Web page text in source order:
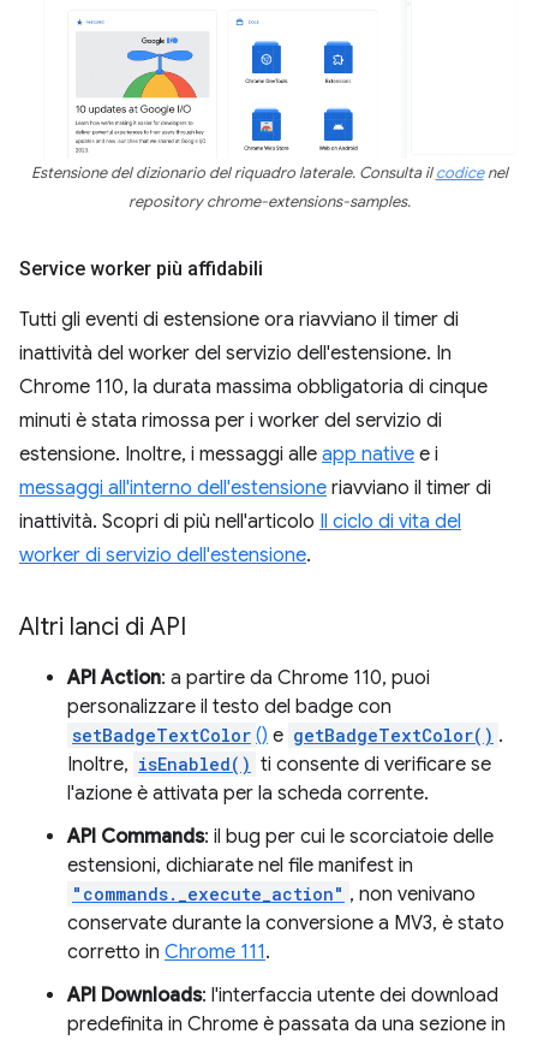
Estensione del dizionario del riquadro laterale. Consulta ilcodicenel
repository chrome-extensions-samples.
Service worker più affidabili
Tutti gli eventi di estensione ora riavviano il timer di
inattività del worker del servizio dell'estensione. In
Chrome 110, la durata massima obbligatoria di cinque
minuti è stata rimossa per i worker del servizio di
estensione. Inoltre, i messaggi alle app native e i
messaggi all'interno dell'estensione riavviano il timer di
inattività. Scopri di più nell'articolo Il ciclo di vita del
worker di servizio dell'estensione.
Altri lanci di API
API Action: a partire da Chrome 110, puoi
personalizzare il testo del badge con
setBadgeTextColor () e getBadgeTextColor() .
Inoltre, isEnabled() ti consente di verificare se
l'azione è attivata per la scheda corrente.
API Commands: il bug per cui le scorciatoie delle
estensioni, dichiarate nel file manifest in
"commands._execute_action" , non venivano
conservate durante la conversione a MV3, è stato
corretto in Chrome 111.
API Downloads: l'interfaccia utente dei download
predefinita in Chrome è passata da una sezione in